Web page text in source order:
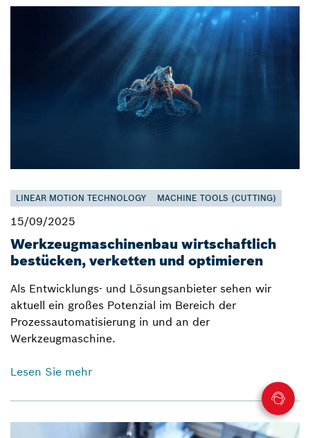
LINEAR MOTION TECHNOLOGY MACHINE TOOLS (CUTTING)
15/09/2025
Werkzeugmaschinenbau wirtschaftlich
bestücken, verketten und optimieren
Als Entwicklungs- und Lösungsanbieter sehen wir
aktuell ein großes Potenzial im Bereich der
Prozessautomatisierung in und an der
Werkzeugmaschine.
Lesen Sie mehr